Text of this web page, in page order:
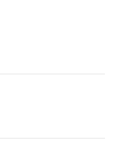
hvězdiček.